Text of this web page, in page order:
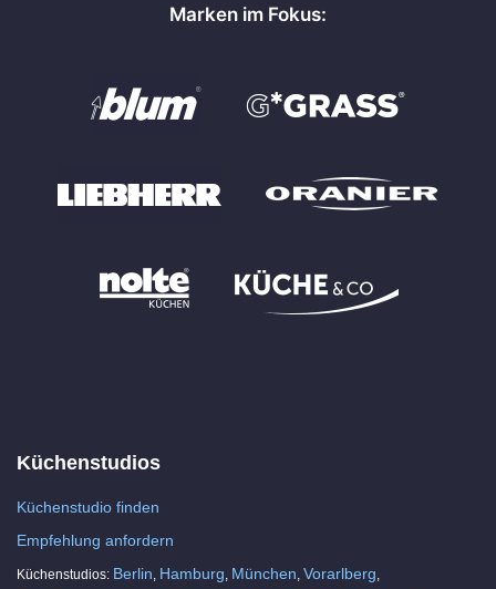
Marken im Fokus:
Küchenstudios
Küchenstudio finden
Empfehlung anfordern
Küchenstudios: Berlin Hamburg München Vorarlberg